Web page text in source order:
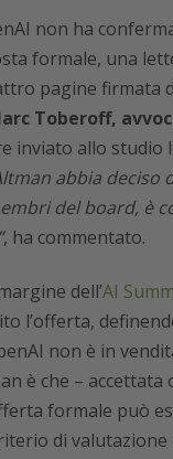
non ha
formale, una
pagine firmata
Toberoff,
inviato allo studio
abbia deciso
del board, è
, ha commentato.
dell’AI
l’offerta,
non è in
è che – accettata
formale può
di valutazione